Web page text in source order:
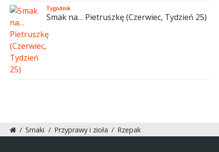
Tygodnik
Smak na… Pietruszkę (Czerwiec, Tydzień 25)
/ Smaki / Przyprawy i zioła / Rzepak